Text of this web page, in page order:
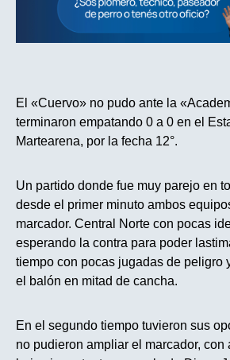
El «Cuervo» no pudo ante la
terminaron empatando 0 a 0 en el
Martearena, por la fecha 12°.
Un partido donde fue muy parejo en
desde el primer minuto ambos
marcador. Central Norte con pocas
esperando la contra para poder
tiempo con pocas jugadas de peligro
el balón en mitad de cancha.
En el segundo tiempo tuvieron sus
no pudieron ampliar el marcador, con